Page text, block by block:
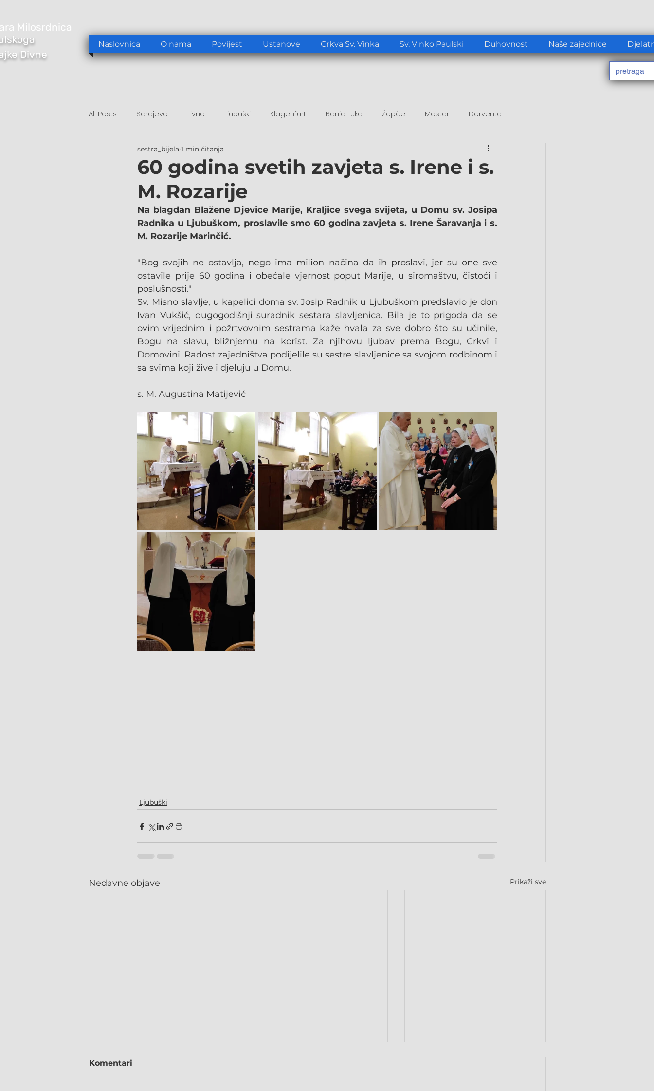
Naslovnica O nama Povijest Ustanove Crkva Sv. Vinka Sv. Vinko Paulski Duhovnost Naše zajednice
Milosrdnica
Divne
All Posts Sarajevo Livno Ljubuški Klagenfurt Banja Luka Žepče Mostar Derventa
Tomislavgrad Sarajevo/Stup
60 godina svetih zavjeta s. Irene i s.
M. Rozarije
sestra_bijela 1 min čitanja
Na blagdan Blažene Djevice Marije, Kraljice svega svijeta, u Domu sv. Josipa
Radnika u Ljubuškom, proslavile smo 60 godina zavjeta s. Irene Šaravanja i s.
M. Rozarije Marinčić.
"Bog svojih ne ostavlja, nego ima milion načina da ih proslavi, jer su one sve
ostavile prije 60 godina i obećale vjernost poput Marije, u siromaštvu, čistoći i
poslušnosti."
Sv. Misno slavlje, u kapelici doma sv. Josip Radnik u Ljubuškom predslavio je don
Ivan Vukšić, dugogodišnji suradnik sestara slavljenica. Bila je to prigoda da se
ovim vrijednim i požrtvovnim sestrama kaže hvala za sve dobro što su učinile,
Bogu na slavu, bližnjemu na korist. Za njihovu ljubav prema Bogu, Crkvi i
Domovini. Radost zajedništva podijelile su sestre slavljenice sa svojom rodbinom i
sa svima koji žive i djeluju u Domu.
s. M. Augustina Matijević
Ljubuški
Nedavne objave Prikaži sve
Komentari